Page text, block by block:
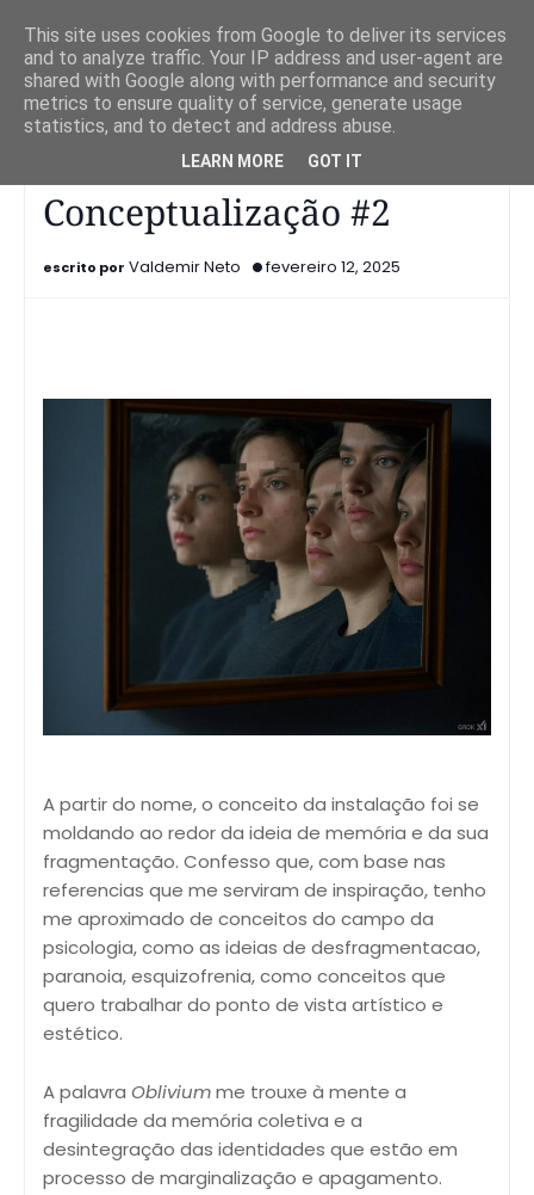
Conceptualização #2
Valdemir Neto fevereiro 12, 2025
A partir do nome, o conceito da instalação foi se
moldando ao redor da ideia de memória e da sua
fragmentação. Confesso que, com base nas
referencias que me serviram de inspiração, tenho
me aproximado de conceitos do campo da
psicologia, como as ideias de desfragmentacao,
paranoia, esquizofrenia, como conceitos que
quero trabalhar do ponto de vista artístico e
estético.
A palavra Obliviumme trouxe à mente a
fragilidade da memória coletiva e a
desintegração das identidades que estão em
processo de marginalização e apagamento.
This site uses cookies from Google to deliver its services
and to analyze traffic. Your IP address and user-agent are
shared with Google along with performance and security
metrics to ensure quality of service, generate usage
statistics, and to detect and address abuse.
LEARN MORE GOT IT